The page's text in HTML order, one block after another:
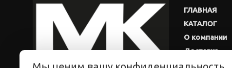
ГЛАВНАЯ
КАТАЛОГ
О компании
Доставка
Новости